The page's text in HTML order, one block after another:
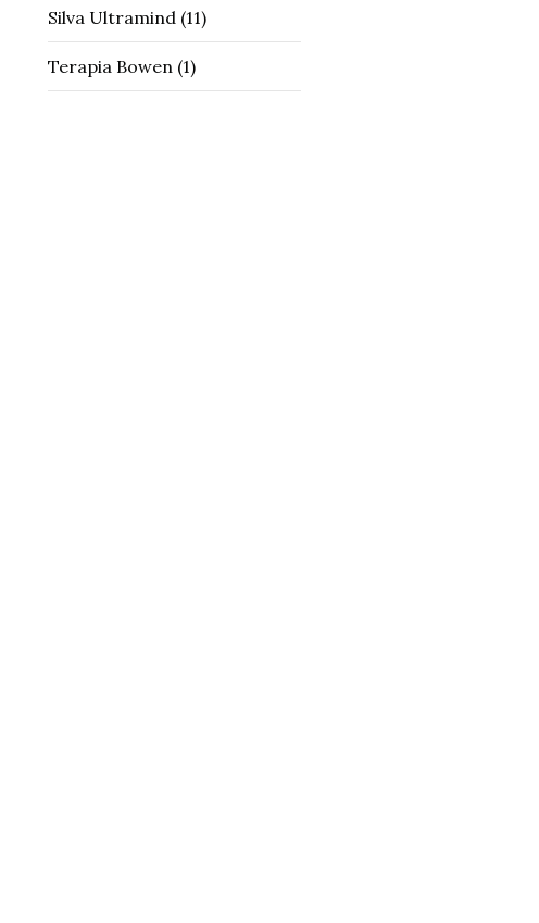
Silva Ultramind (11)
Terapia Bowen (1)